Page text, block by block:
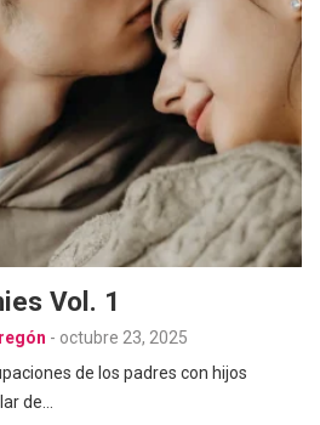
Vol. 1
- octubre 23, 2025
de los padres con hijos
de…